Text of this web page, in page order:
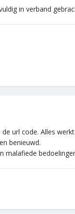
in verband
url code. Alles
benieuwd.
malafiede